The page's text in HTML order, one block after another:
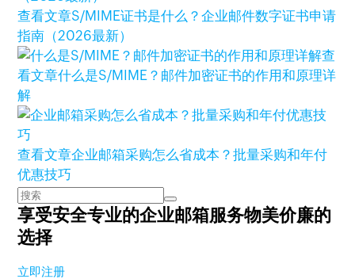
查看文章S/MIME证书是什么？企业邮件数字证书申请
指南（2026最新）
查
看文章什么是S/MIME？邮件加密证书的作用和原理详
解
查看文章企业邮箱采购怎么省成本？批量采购和年付
优惠技巧
享受安全专业的企业邮箱服务物美价廉的
选择
立即注册